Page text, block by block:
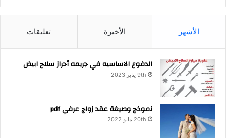
الأشهر الأخيرة تعليقات
الدفوع الاساسيه في جريمه أحراز سلاح ابيض
9th يناير 2023
نموذج وصيغة عقد زواج عرفي pdf
20th مايو 2022